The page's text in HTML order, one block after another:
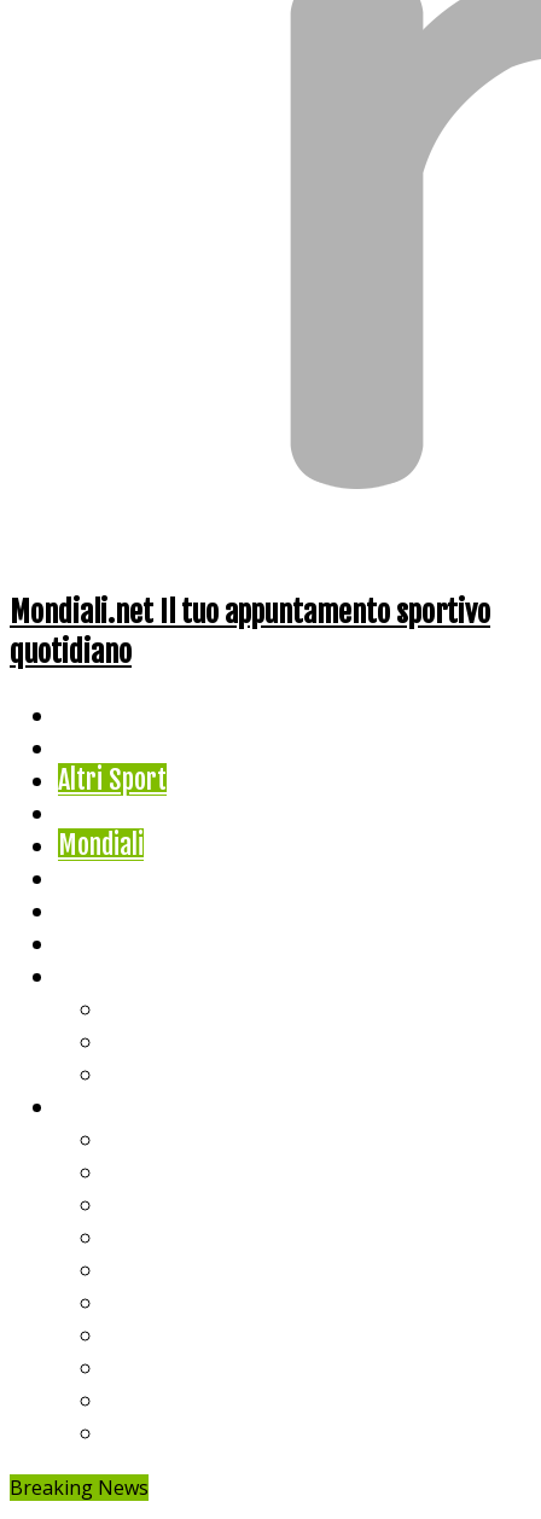
Mondiali.net Il tuo appuntamento sportivo
quotidiano
Altri Sport
Mondiali
Breaking News